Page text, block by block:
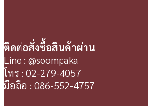
ติดต่อสั่งซื้อสินค้าผ่าน
Line : @soompaka
โทร : 02-279-4057
มือถือ : 086-552-4757